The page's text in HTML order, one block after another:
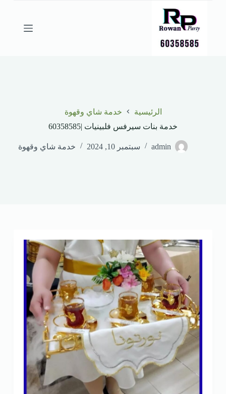
الرئيسية
خدمة شاي وقهوة
خدمة بنات سيرفس فلبينيات |60358585
admin سبتمبر 10, 2024 خدمة شاي وقهوة